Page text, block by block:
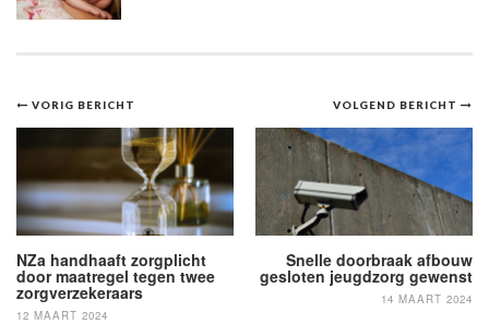
Bericht
navigatie
VOLGEND BERICHT
Snelle doorbraak afbouw
gesloten jeugdzorg gewenst
14 MAART 2024
VORIG BERICHT
NZa handhaaft zorgplicht
door maatregel tegen twee
zorgverzekeraars
12 MAART 2024